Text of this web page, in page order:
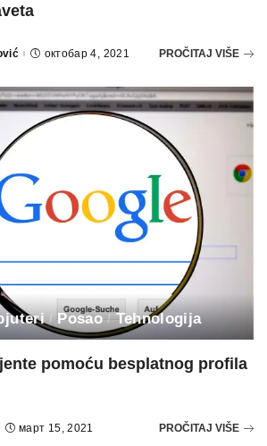
октобар 4, 2021 PROČITAJ VIŠE
Posao Tehnologija
pomoću besplatnog profila
март 15, 2021 PROČITAJ VIŠE